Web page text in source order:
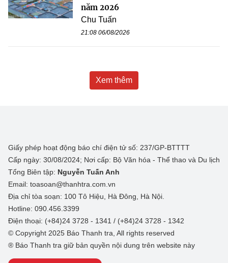
năm 2026
Chu Tuấn
21:08 06/08/2026
Xem thêm
Giấy phép hoạt động báo chí điện tử số: 237/GP-BTTTT
Cấp ngày: 30/08/2024; Nơi cấp: Bộ Văn hóa - Thể thao và Du lịch
Tổng Biên tập: Nguyễn Tuấn Anh
Email: toasoan@thanhtra.com.vn
Địa chỉ tòa soạn: 100 Tô Hiệu, Hà Đông, Hà Nội.
Hotline: 090.456.3399
Điện thoại: (+84)24 3728 - 1341 / (+84)24 3728 - 1342
© Copyright 2025 Báo Thanh tra, All rights reserved
® Báo Thanh tra giữ bản quyền nội dung trên website này